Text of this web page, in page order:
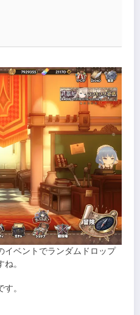
イベントでランダムドロップ
。
。